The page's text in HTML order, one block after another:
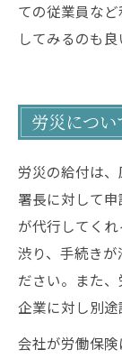
ての従業員な
してみるのも良
労災につい
労災の給付は
署長に対して
が代行してく
渋り、手続き
ださい。また、
企業に対し別途
会社が労働保